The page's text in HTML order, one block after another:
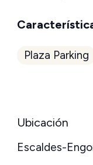
Plaza Parking
Ubicación
Escaldes-